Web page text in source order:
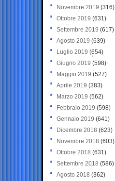
Novembre 2019 (316)
Ottobre 2019 (631)
Settembre 2019 (617)
Agosto 2019 (639)
Luglio 2019 (654)
Giugno 2019 (598)
Maggio 2019 (527)
Aprile 2019 (383)
Marzo 2019 (562)
Febbraio 2019 (598)
Gennaio 2019 (641)
Dicembre 2018 (623)
Novembre 2018 (603)
Ottobre 2018 (631)
Settembre 2018 (586)
Agosto 2018 (362)